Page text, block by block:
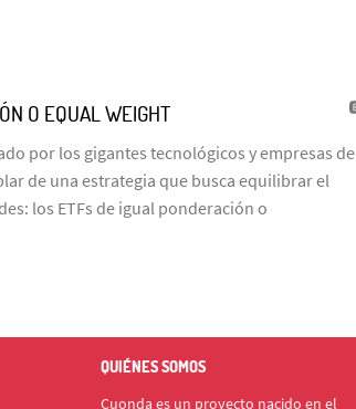
O EQUAL WEIGHT
por los gigantes tecnológicos y empresas de
de una estrategia que busca equilibrar el
los ETFs de igual ponderación o
QUIÉNES SOMOS
Cuonda es un proyecto nacido en el